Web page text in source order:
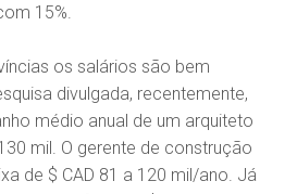
15%.
os salários são bem
divulgada, recentemente,
médio anual de um arquiteto
mil. O gerente de construção
de $ CAD 81 a 120 mil/ano. Já